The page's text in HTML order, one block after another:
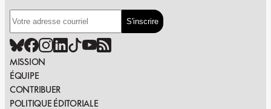
MISSION
ÉQUIPE
CONTRIBUER
POLITIQUE ÉDITORIALE